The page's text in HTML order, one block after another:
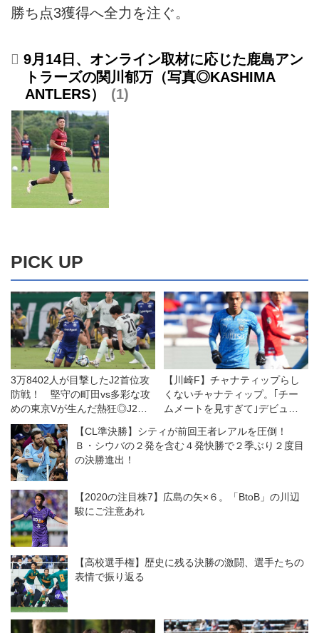
勝ち点3獲得へ全力を注ぐ。
9月14日、オンライン取材に応じた鹿島アン
トラーズの関川郁万（写真◎KASHIMA
ANTLERS）
1
PICK UP
3万8402人が目撃したJ2首位攻
防戦！ 堅守の町田vs多彩な攻
めの東京Vが生んだ熱狂◎J2第
25節
【川崎F】チャナティップらし
くないチャナティップ。｢チー
ムメートを見すぎて｣デビュー
【CL準決勝】シティが前回王者レアルを圧倒！
Ｂ・シウバの２発を含む４発快勝で２季ぶり２度目
の決勝進出！
【2020の注目株7】広島の矢×６。「BtoB」の川辺
駿にご注意あれ
【高校選手権】歴史に残る決勝の激闘、選手たちの
表情で振り返る